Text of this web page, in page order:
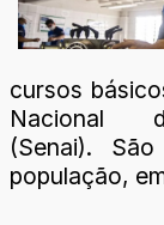
cursos
Nacional
(Senai).
população,